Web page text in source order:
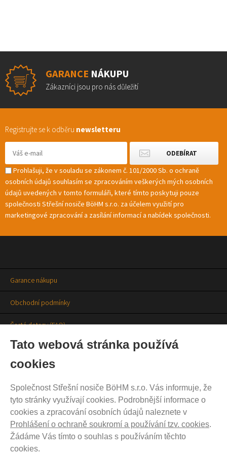
Tato webová stránka používá
cookies
Společnost Střešní nosiče BöHM s.r.o. Vás informuje, že
tyto stránky využívají cookies. Podrobnější informace o
cookies a zpracování osobních údajů naleznete v
Prohlášení o ochraně soukromí a používání tzv. cookies.
Žádáme Vás tímto o souhlas s používáním těchto
cookies.
GARANCE NÁKUPU
Zákazníci jsou pro nás důležití
Registrujte se k odběru newsletteru
Prohlašuji, že v souladu se zákonem č. 101/2000 Sb. o ochraně
osobních údajů souhlasím se zpracováním veškerých mých osobních
údajů uvedených v tomto formuláři, které tímto poskytuji pouze
společnosti Střešní nosiče BöHM s.r.o. za účelem využití pro
marketingové zpracování a zasílání informací a nabídek společnosti.
Garance nákupu
Obchodní podmínky
Časté dotazy (FAQ)
Prodejny
Aktuality
Kontakty
Ochrana soukromí
Cookies nastavení